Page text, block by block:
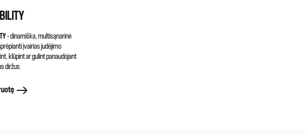
– dinamiška, multisąnarinė
įvairias judėjimo
klūpint ar gulint panaudojant
diržus.